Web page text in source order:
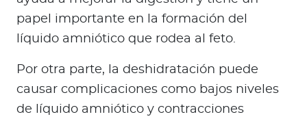
papel importante en la formación del
líquido amniótico que rodea al feto.
Por otra parte, la deshidratación puede
causar complicaciones como bajos niveles
de líquido amniótico y contracciones